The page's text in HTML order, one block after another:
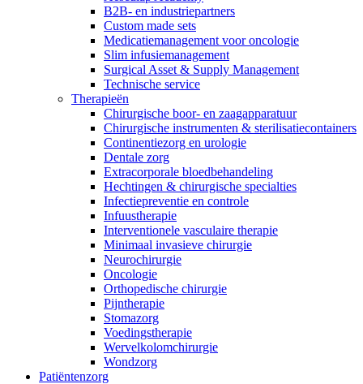
Productassortiment
Vind het product dat je zoekt. Bekijk hier het complete
productassortiment.
Op een fijne plek goede nierzorg krijgen.
Heb je een vraag? Neem contact met ons op.
B2B- en industriepartners
Custom made sets
Medicatiemanagement voor oncologie
Slim infusiemanagement
Surgical Asset & Supply Management
Technische service
Therapieën
Chirurgische boor- en zaagapparatuur
Chirurgische instrumenten & sterilisatiecontainers
Continentiezorg en urologie
Dentale zorg
Extracorporale bloedbehandeling
Hechtingen & chirurgische specialties
Infectiepreventie en controle
Infuustherapie
Interventionele vasculaire therapie
Minimaal invasieve chirurgie
Neurochirurgie
Oncologie
Orthopedische chirurgie
Pijntherapie
Stomazorg
Voedingstherapie
Wervelkolomchirurgie
Wondzorg
Patiëntenzorg